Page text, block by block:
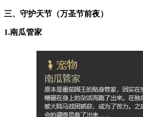
三、守护天节（万圣节前夜）
1.南瓜管家